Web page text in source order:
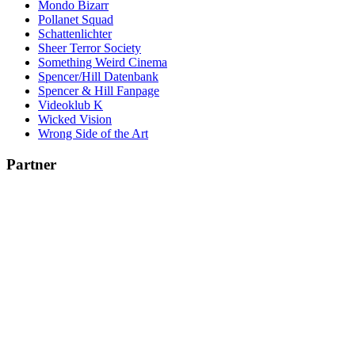
Mondo Bizarr
Pollanet Squad
Schattenlichter
Sheer Terror Society
Something Weird Cinema
Spencer/Hill Datenbank
Spencer & Hill Fanpage
Videoklub K
Wicked Vision
Wrong Side of the Art
Partner